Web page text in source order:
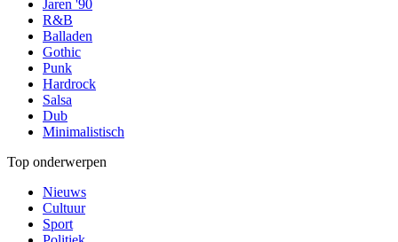
Jaren '90
R&B
Balladen
Gothic
Punk
Hardrock
Salsa
Dub
Minimalistisch
Top onderwerpen
Nieuws
Cultuur
Sport